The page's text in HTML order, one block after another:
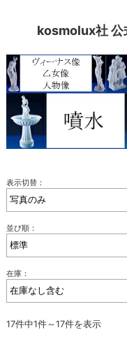
kosmolux社
表示切替：
並び順：
在庫：
17件中1件～17件を表示